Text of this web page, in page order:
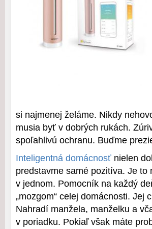
si najmenej želáme. Nikdy
musia byť v dobrých rukách.
spoľahlivú ochranu. Buďme
Inteligentná domácnosť nielen
predstavme samé pozitíva. Je
v jednom. Pomocník na každý
„mozgom“ celej domácnosti. Jej
Nahradí manžela, manželku a
v poriadku. Pokiaľ však máte